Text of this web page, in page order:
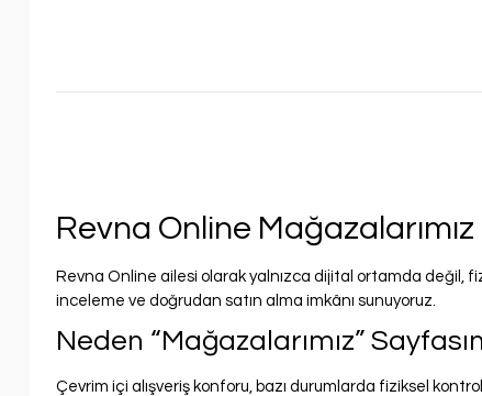
Revna Online Mağazalarımız
Revna Online ailesi olarak yalnızca dijital ortamda değil,
inceleme ve doğrudan satın alma imkânı sunuyoruz.
Neden “Mağazalarımız”
Çevrim içi alışveriş konforu, bazı durumlarda fiziksel